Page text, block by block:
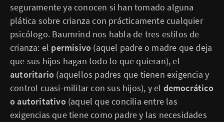
seguramente ya conocen si han tomado alguna
plática sobre crianza con prácticamente cualquier
psicólogo. Baumrind nos habla de tres estilos de
crianza: el permisivo (aquel padre o madre que deja
que sus hijos hagan todo lo que quieran), el
autoritario (aquellos padres que tienen exigencia y
control cuasi-militar con sus hijos), y el democrático
o autoritativo (aquel que concilia entre las
exigencias que tiene como padre y las necesidades